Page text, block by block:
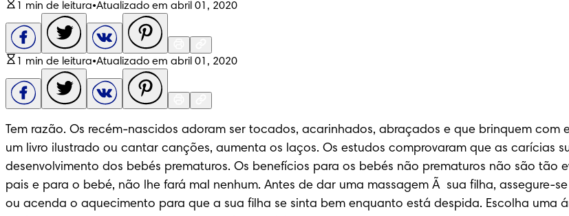
1 min de leitura•Atualizado em abril 01, 2020
1 min de leitura•Atualizado em abril 01, 2020
Tem razão. Os recém-nascidos adoram ser tocados, acarinhados, abraçados e que brinquem
um livro ilustrado ou cantar canções, aumenta os laços. Os estudos comprovaram que as carícias
desenvolvimento dos bebés prematuros. Os benefícios para os bebés não prematuros não são tão
pais e para o bebé, não lhe fará mal nenhum. Antes de dar uma massagem Ã  sua filha,
ou acenda o aquecimento para que a sua filha se sinta bem enquanto está despida. Escolha uma